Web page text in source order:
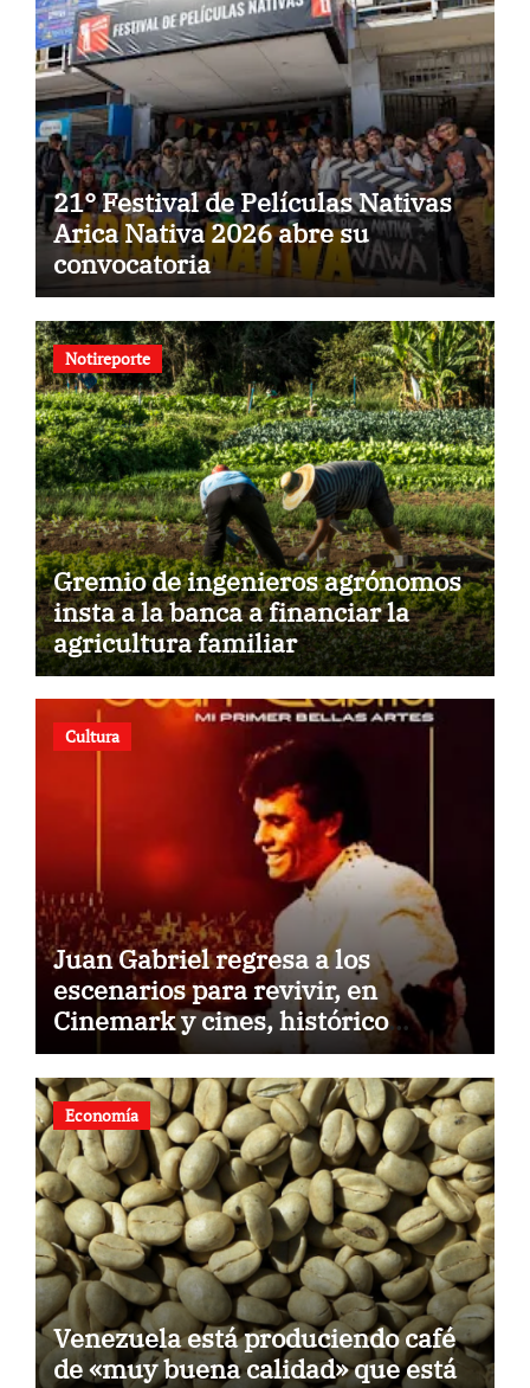
21° Festival de Películas Nativas
Arica Nativa 2026 abre su
convocatoria
Notireporte
Gremio de ingenieros agrónomos
insta a la banca a financiar la
agricultura familiar
Cultura
Juan Gabriel regresa a los
escenarios para revivir, en
Cinemark y cines, histórico
concierto en Palacio de Bellas
Artes
Economía
Venezuela está produciendo café
de «muy buena calidad» que está